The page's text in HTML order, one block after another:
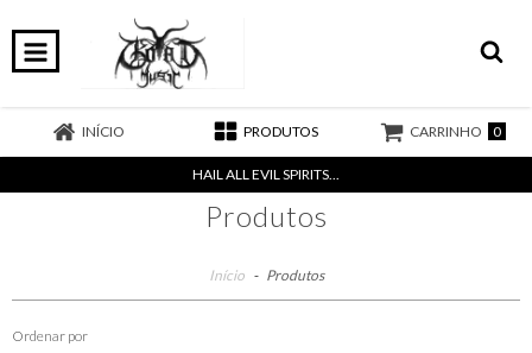
INÍCIO PRODUTOS CARRINHO 0
HAIL ALL EVIL SPIRITS...
Produtos
Início - Produtos
Ordenar por